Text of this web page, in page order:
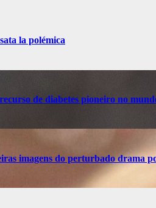
la polémica
de diabetes pioneiro no
imagens do perturbado drama